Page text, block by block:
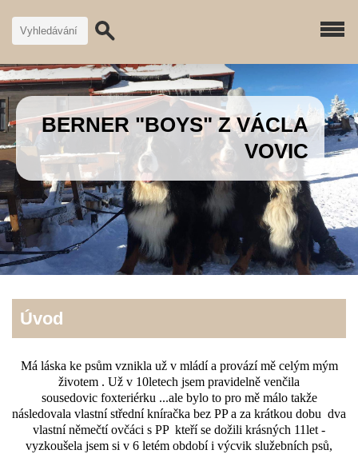
BERNER "BOYS" Z VÁCLA
VOVIC
Úvod
Má láska ke psům vznikla už v mládí a provází mě celým mým
životem . Už v 10letech jsem pravidelně venčila
sousedovic foxteriérku ...ale bylo to pro mě málo takže
následovala vlastní střední kníračka bez PP a za krátkou dobu dva
vlastní němečtí ovčáci s PP kteří se dožili krásných 11let -
vyzkoušela jsem si v 6 letém období i výcvik služebních psů,